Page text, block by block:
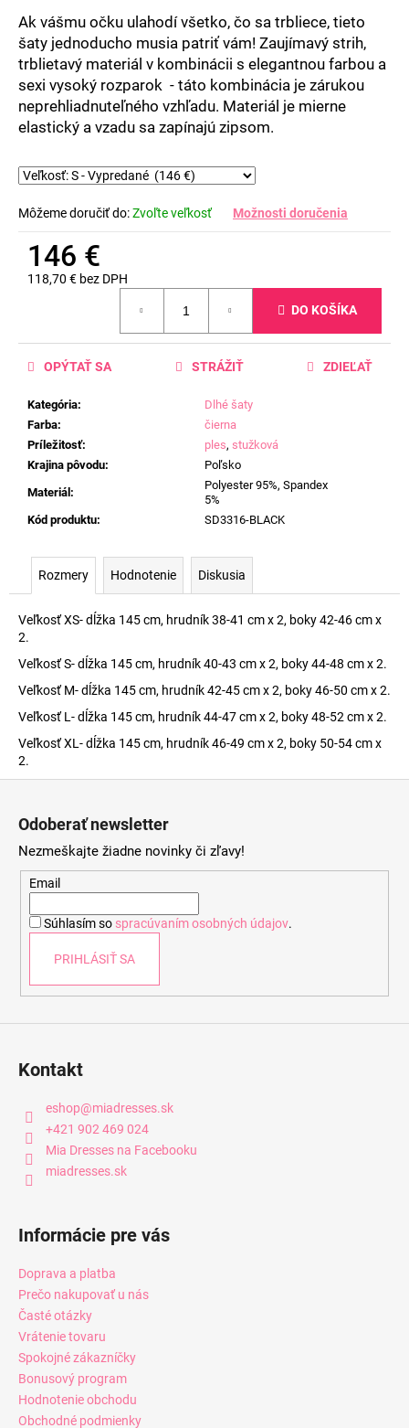
hviezdičiek.
Ak vášmu očku ulahodí všetko, čo sa trbliece, tieto
šaty jednoducho musia patriť vám! Zaujímavý strih,
trblietavý materiál v kombinácii s elegantnou farbou a
sexi vysoký rozparok - táto kombinácia je zárukou
neprehliadnuteľného vzhľadu. Materiál je mierne
elastický a vzadu sa zapínajú zipsom.
Môžeme doručiť do:Zvoľte veľkosť Možnosti doručenia
146 €
118,70 € bez DPH
DO KOŠÍKA
Kategória:
Dlhé šaty
Farba:
čierna
Príležitosť: ples, stužková
Krajina pôvodu:
Poľsko
Materiál:
Polyester 95%, Spandex
5%
Kód produktu: SD3316-BLACK
OPÝTAŤ SA STRÁŽIŤ ZDIEĽAŤ
Rozmery Hodnotenie Diskusia
Veľkosť XS- dĺžka 145 cm, hrudník 38-41 cm x 2, boky 42-46 cm x
2.
Veľkosť S- dĺžka 145 cm, hrudník 40-43 cm x 2, boky 44-48 cm x 2.
Veľkosť M- dĺžka 145 cm, hrudník 42-45 cm x 2, boky 46-50 cm x 2.
Veľkosť L- dĺžka 145 cm, hrudník 44-47 cm x 2, boky 48-52 cm x 2.
Veľkosť XL- dĺžka 145 cm, hrudník 46-49 cm x 2, boky 50-54 cm x
2.
Odoberať newsletter
Nezmeškajte žiadne novinky či zľavy!
Email
Súhlasím so spracúvaním osobných údajov.
PRIHLÁSIŤ SA
Kontakt
eshop@miadresses.sk
+421 902 469 024
Mia Dresses na Facebooku
miadresses.sk
Informácie pre vás
Doprava a platba
Prečo nakupovať u nás
Časté otázky
Vrátenie tovaru
Spokojné zákazníčky
Bonusový program
Hodnotenie obchodu
Obchodné podmienky